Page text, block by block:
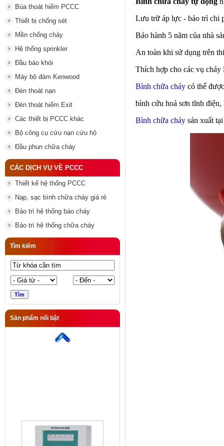
Búa thoát hiểm PCCC
Thiết bị chống sét
Mền chống cháy
Hệ thống sprinkler
Đầu báo khói
Máy bộ đàm Kenwood
Đèn thoát nạn
Đèn thoát hiểm Exit
Các thiết bị PCCC khác
Bộ công cụ cứu nạn cứu hộ
Đầu phun chữa cháy
CÁC DỊCH VỤ VỀ PCCC
Thiết kế hệ thống PCCC
Nạp, sạc bình chữa cháy giá rẻ
Bảo trì hệ thống báo cháy
Bảo trì hệ thống chữa cháy
Tìm kiếm
Sản phẩm nổi bật
Trung tâm báo cháy 10 kênh
Yunyang (mã hàng YF-1G-
10L) ABS
Lưu trữ áp lực - bảo trì chi
Bảo hành 5 năm của nhà
An toàn khi sử dụng trên
Thích hợp cho các vụ
Bình chữa cháy có thể
bình cứu hoả sơn tĩnh điện,
Bình chữa cháy sản xuất